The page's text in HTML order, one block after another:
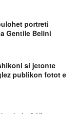
portreti
Gentile Belini
si jetonte
publikon fotot e